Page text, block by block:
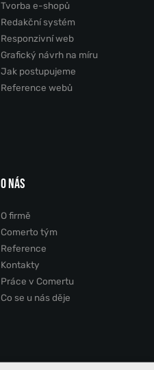
Tvorba e-shopů
Redakční systém
Responzivní web
Grafický návrh na míru
Jak postupujeme
Reference webů
O NÁS
O firmě
Comerto tým
Reference
Kontakty
Práce v Comertu
Co se u nás děje